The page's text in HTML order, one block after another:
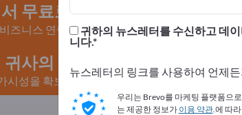
무료로 광고하세요!
즈니스 연락처 >> 여기서 시작하세요
사의 회사와 제품을 게시하세요.
시성을 확보하세요>> 여기서 게시하기
귀하의 뉴스레터를 수신하고 데
니다.
뉴스레터의 링크를 사용하여 언제
우리는 Brevo를 마케팅 플랫폼으
는 제공한 정보가 이용 약관.에 따